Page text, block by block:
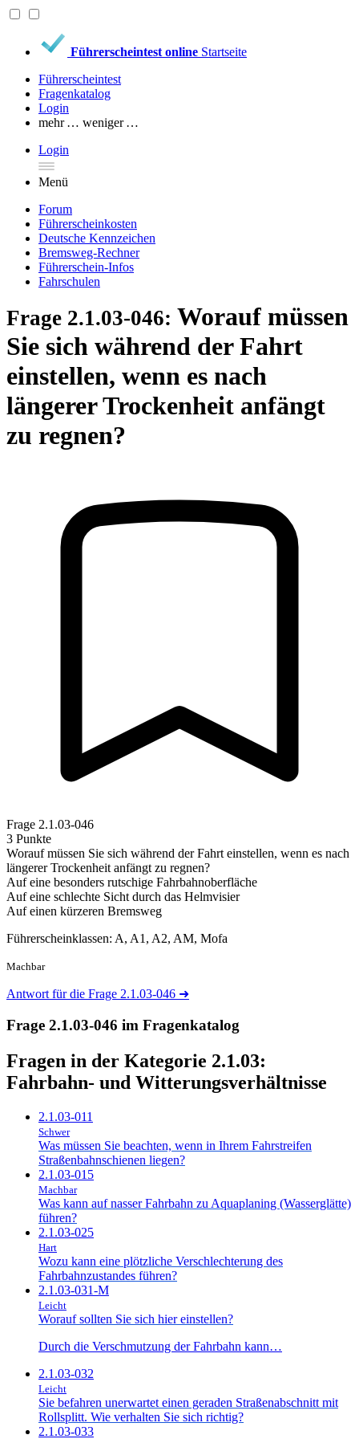
Führerscheintest online Startseite
Führerscheintest
Fragenkatalog
Login
mehr … weniger …
Login
Menü
Forum
Führerscheinkosten
Deutsche Kennzeichen
Bremsweg-Rechner
Führerschein-Infos
Fahrschulen
Frage 2.1.03-046: Worauf müssen
Sie sich während der Fahrt
einstellen, wenn es nach
längerer Trockenheit anfängt
zu regnen?
Frage 2.1.03-046
3 Punkte
Worauf müssen Sie sich während der Fahrt einstellen, wenn es nach
längerer Trockenheit anfängt zu regnen?
Auf eine besonders rutschige Fahrbahnoberfläche
Auf eine schlechte Sicht durch das Helmvisier
Auf einen kürzeren Bremsweg
Führerscheinklassen: A, A1, A2, AM, Mofa
Machbar
Antwort für die Frage 2.1.03-046 ➜
Frage 2.1.03-046 im Fragenkatalog
Fragen in der Kategorie 2.1.03:
Fahrbahn- und Witterungsverhältnisse
2.1.03-011
Schwer
Was müssen Sie beachten, wenn in Ihrem Fahrstreifen
Straßenbahnschienen liegen?
2.1.03-015
Machbar
Was kann auf nasser Fahrbahn zu Aquaplaning (Wasserglätte)
führen?
2.1.03-025
Hart
Wozu kann eine plötzliche Verschlechterung des
Fahrbahnzustandes führen?
2.1.03-031-M
Leicht
Worauf sollten Sie sich hier einstellen?
Durch die Verschmutzung der Fahrbahn kann…
2.1.03-032
Leicht
Sie befahren unerwartet einen geraden Straßenabschnitt mit
Rollsplitt. Wie verhalten Sie sich richtig?
2.1.03-033